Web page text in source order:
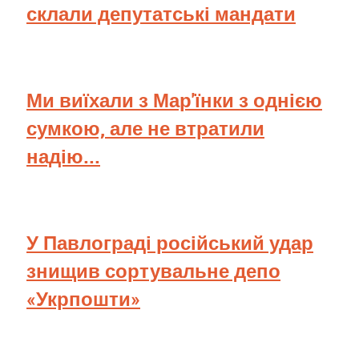
склали депутатські мандати
Ми виїхали з Мар'їнки з однією
сумкою, але не втратили
надію...
У Павлограді російський удар
знищив сортувальне депо
«Укрпошти»